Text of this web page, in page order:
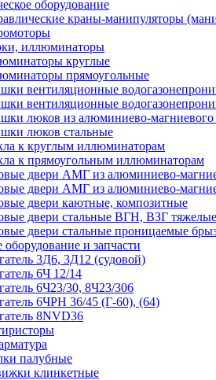
оборудование
краны-манипуляторы
иллюминаторы
круглые
прямоугольные
вентиляционные
вентиляционные
люков из алюминиево-
люков стальные
к круглым иллюминаторам
к прямоугольным иллюминаторам
двери АМГ из алюминиево-
двери АМГ из алюминиево-
двери каютные, композитные
двери стальные ВГН, ВЗГ тяжелые
двери стальные проницаемые
оборудование и запчасти
3Д6, 3Д12 (судовой)
6Ч 12/14
6Ч23/30, 8Ч23/306
6ЧРН 36/45 (Г-60), (64)
8NVD36
палубные
клинкетные